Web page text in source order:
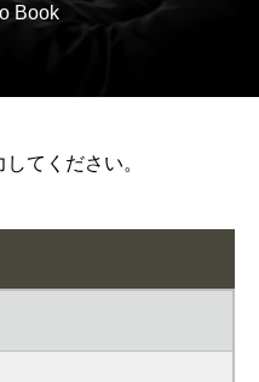
Book
てください。